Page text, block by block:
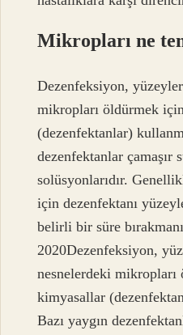
Mikropları ne
Dezenfeksiyon,
mikropları öldürmek
(dezenfektanlar)
dezenfektanlar çamaşır
solüsyonlarıdır.
için dezenfektanı
belirli bir süre
2020Dezenfeksiyon,
nesnelerdeki
kimyasallar
Bazı yaygın